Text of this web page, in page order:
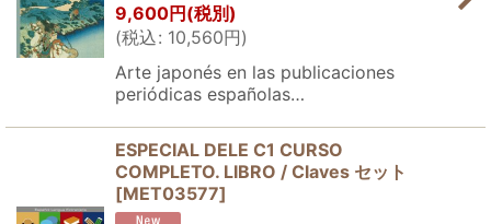
9,600円 (税別)
(税込: 10,560円)
Arte japonés en las publicaciones
periódicas españolas…
ESPECIAL DELE C1 CURSO
COMPLETO. LIBRO / Claves セット
[MET03577]